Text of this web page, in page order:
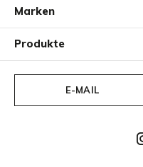
Marken
Produkte
E-MAIL